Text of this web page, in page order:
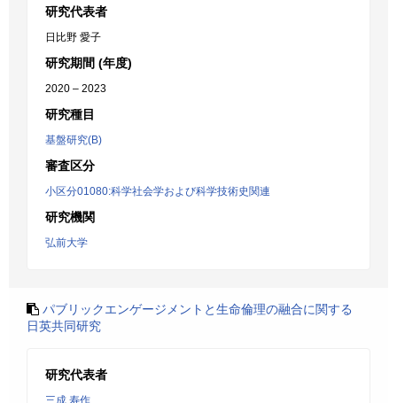
研究代表者
日比野 愛子
研究期間 (年度)
2020 – 2023
研究種目
基盤研究(B)
審査区分
小区分01080:科学社会学および科学技術史関連
研究機関
弘前大学
パブリックエンゲージメントと生命倫理の融合に関する
日英共同研究
研究代表者
三成 寿作